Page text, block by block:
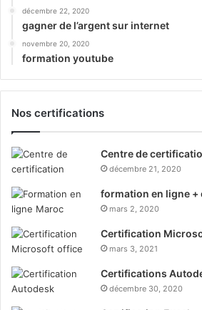
décembre 22, 2020
gagner de l’argent sur internet
novembre 20, 2020
formation youtube
Nos certifications
Centre de
décembre 21, 2020
formation en ligne
mars 2, 2020
Certification
mars 3, 2021
Certifications
décembre 30, 2020